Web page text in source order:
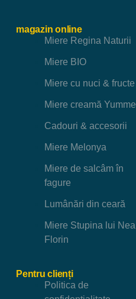
magazin online
Miere Regina Naturii
Miere BIO
Miere cu nuci & fructe
Miere creamă Yumme
Cadouri & accesorii
Miere Melonya
Miere de salcâm în
fagure
Lumânări din ceară
Miere Stupina lui Nea
Florin
Pentru clienți
Politica de